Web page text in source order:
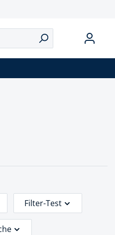
Filter-Test